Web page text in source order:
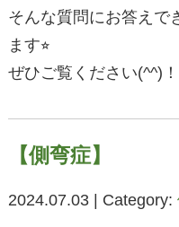
そんな質問にお答えで
ます⭐︎
ぜひご覧ください(^^)！
【側弯症】
2024.07.03 | Category: